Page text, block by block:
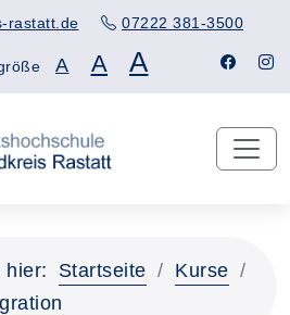
rastatt.de 07222 381-3500
A A A
hier: Startseite
Kurse